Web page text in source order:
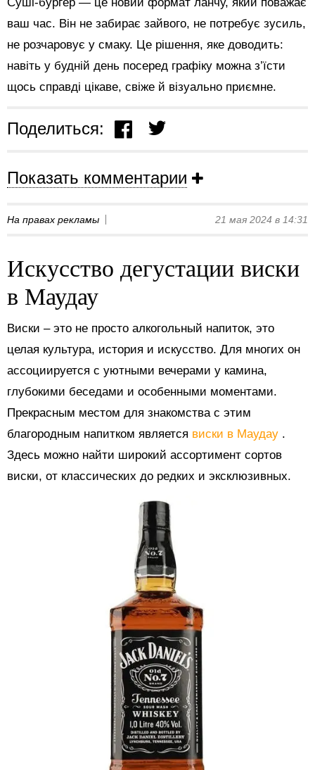
ваш час. Він не забирає зайвого, не потребує зусиль,
не розчаровує у смаку. Це рішення, яке доводить:
навіть у будній день посеред графіку можна з’їсти
щось справді цікаве, свіже й візуально приємне.
Поделиться:
Показать комментарии
На правах рекламы 21 мая 2024 в 14:31
Искусство дегустации виски
в Маудау
Виски – это не просто алкогольный напиток, это
целая культура, история и искусство. Для многих он
ассоциируется с уютными вечерами у камина,
глубокими беседами и особенными моментами.
Прекрасным местом для знакомства с этим
благородным напитком является виски в Маудау .
Здесь можно найти широкий ассортимент сортов
виски, от классических до редких и эксклюзивных.